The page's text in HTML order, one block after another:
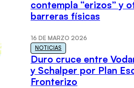
contempla “erizos” y
barreras físicas
16 DE MARZO 2026
NOTICIAS
Duro cruce entre
y Schalper por Plan
Fronterizo